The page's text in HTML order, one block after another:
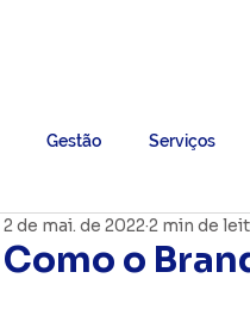
Gestão Serviços
Como o
2 de mai. de 20222 min de